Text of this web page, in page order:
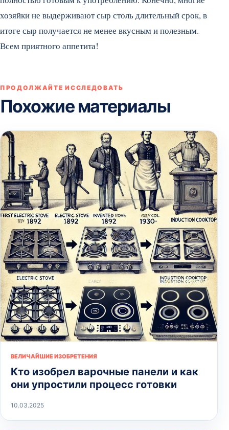
хозяйки не выдерживают сыр столь длительный срок, в
итоге сыр получается не менее вкусным и полезным.
Всем приятного аппетита!
ПРОДОЛЖАЙТЕ ИССЛЕДОВАТЬ
Похожие материалы
ВЕЛИЧАЙШИЕ ИЗОБРЕТЕНИЯ
Кто изобрел варочные панели и как
они упростили процесс готовки
10.03.2025